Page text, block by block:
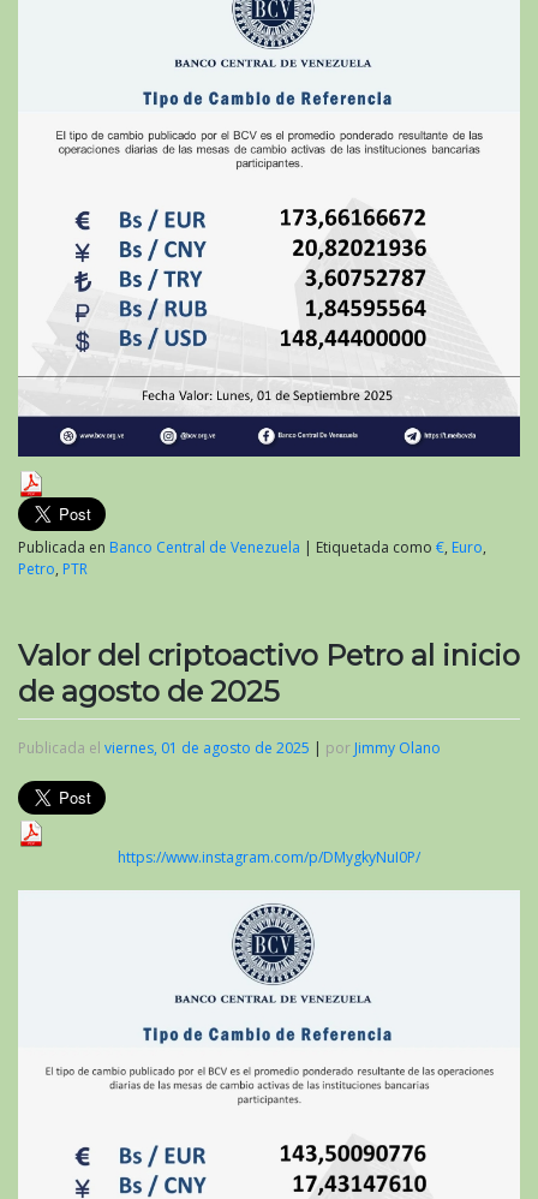
Publicada en Banco Central de Venezuela | Etiquetada como €, Euro,
Petro, PTR
Valor del criptoactivo Petro al inicio
de agosto de 2025
Publicada el viernes, 01 de agosto de 2025 | por Jimmy Olano
https://www.instagram.com/p/DMygkyNuI0P/